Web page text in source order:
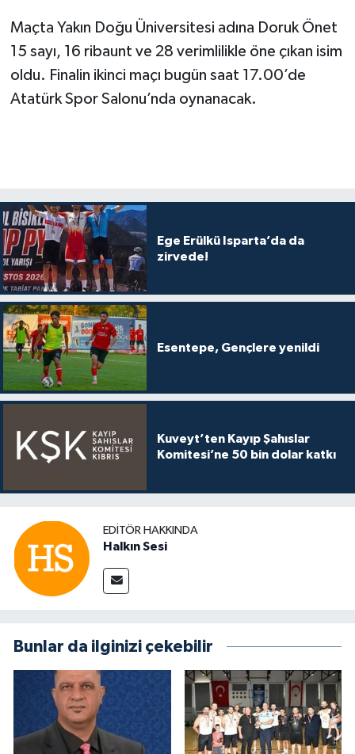
Maçta Yakın Doğu Üniversitesi adına Doruk Önet
15 sayı, 16 ribaunt ve 28 verimlilikle öne çıkan isim
oldu. Finalin ikinci maçı bugün saat 17.00’de
Atatürk Spor Salonu’nda oynanacak.
Ege Erülkü Isparta’da da
zirvede!
Esentepe, Gençlere yenildi
Kuveyt’ten Kayıp Şahıslar
Komitesi’ne 50 bin dolar katkı
EDITÖR HAKKINDA
Halkın Sesi
Bunlar da ilginizi çekebilir